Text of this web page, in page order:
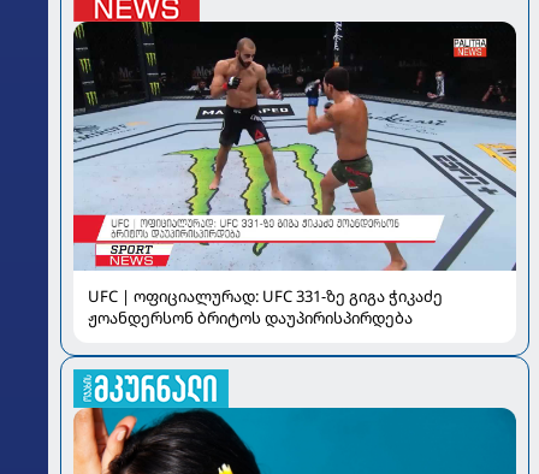
UFC | ოფიციალურად: UFC 331-ზე გიგა ჭიკაძე
ჟოანდერსონ ბრიტოს დაუპირისპირდება